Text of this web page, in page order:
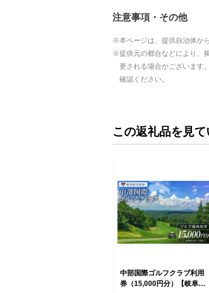
注意事項・その他
本ページは、提供自治体か
提供元の都合などにより、
更される場合がございます
確認ください。
この返礼品を見
中部国際ゴルフクラブ利用
券（15,000円分）【岐阜県